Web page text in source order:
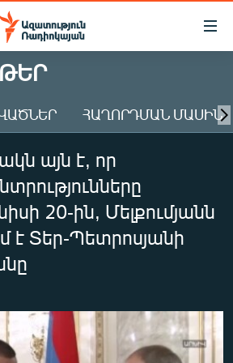
2026
ՀԱՂՈՐԴՄԱՆ ՄԱՍԻՆ
այն է, որ
20-ին, Մելքումյանն
է Տեր-Պետրոսյանի